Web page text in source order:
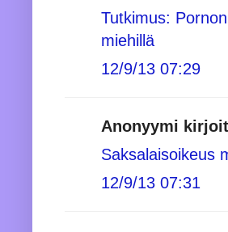
Tutkimus:
miehillä
12/9/13 07:29
Anonyymi
Saksalaisoikeus
12/9/13 07:31